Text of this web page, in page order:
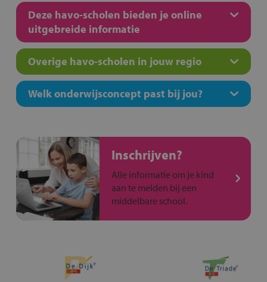
Deze havo-scholen bieden je online
uitgebreide informatie
Overige havo-scholen in jouw regio
Welk onderwijsconcept past bij jou?
Inschrijven?
Alle informatie om je kind
aan te melden bij een
middelbare school.